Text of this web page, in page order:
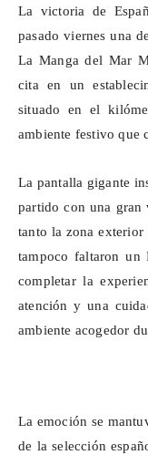
La victoria de
pasado viernes una
La Manga del Mar
cita en un
situado en el
ambiente festivo que
La pantalla gigante
partido con una
tanto la zona
tampoco faltaron un
completar la
atención y una
ambiente acogedor
La emoción se
de la selección